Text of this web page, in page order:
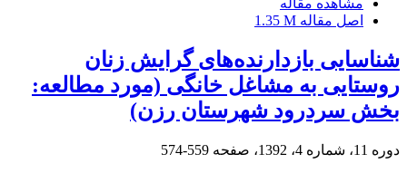
مشاهده مقاله
اصل مقاله 1.35 M
شناسایی بازدارنده‌های گرایش زنان
روستایی به مشاغل خانگی (مورد مطالعه:
بخش سردرود شهرستان رزن)
دوره 11، شماره 4، 1392، صفحه 559-574